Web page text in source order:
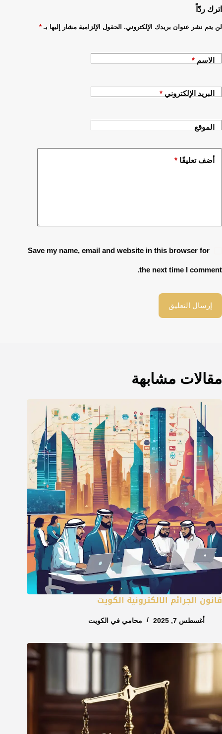
اترك ردّاً
لن يتم نشر عنوان بريدك الإلكتروني. الحقول الإلزامية مشار إليها بـ *
الاسم *
البريد الإلكتروني *
الموقع
أضف تعليقًا *
Save my name, email and website in this browser for
the next time I comment.
إرسال التعليق
مقالات مشابهة
قانون الجرائم الالكترونية الكويت
أغسطس 7, 2025 محامي في الكويت